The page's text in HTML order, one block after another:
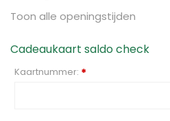
Toon alle openingstijden
Cadeaukaart saldo check
Kaartnummer: *